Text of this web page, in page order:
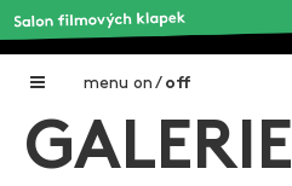
menu on / off
Home
GALERIE